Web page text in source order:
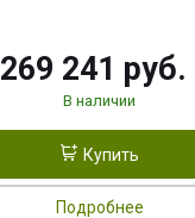
269 241 руб.
В наличии
Купить
Подробнее